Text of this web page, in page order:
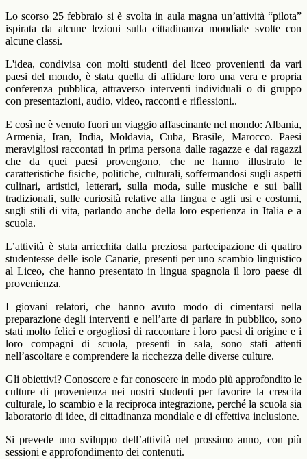
Lo scorso 25 febbraio si è svolta in aula magna un’attività “pilota”
ispirata da alcune lezioni sulla cittadinanza mondiale svolte con
alcune classi.
L'idea, condivisa con molti studenti del liceo provenienti da vari
paesi del mondo, è stata quella di affidare loro una vera e propria
conferenza pubblica, attraverso interventi individuali o di gruppo
con presentazioni, audio, video, racconti e riflessioni..
E così ne è venuto fuori un viaggio affascinante nel mondo: Albania,
Armenia, Iran, India, Moldavia, Cuba, Brasile, Marocco. Paesi
meravigliosi raccontati in prima persona dalle ragazze e dai ragazzi
che da quei paesi provengono, che ne hanno illustrato le
caratteristiche fisiche, politiche, culturali, soffermandosi sugli aspetti
culinari, artistici, letterari, sulla moda, sulle musiche e sui balli
tradizionali, sulle curiosità relative alla lingua e agli usi e costumi,
sugli stili di vita, parlando anche della loro esperienza in Italia e a
scuola.
L’attività è stata arricchita dalla preziosa partecipazione di quattro
studentesse delle isole Canarie, presenti per uno scambio linguistico
al Liceo, che hanno presentato in lingua spagnola il loro paese di
provenienza.
I giovani relatori, che hanno avuto modo di cimentarsi nella
preparazione degli interventi e nell’arte di parlare in pubblico, sono
stati molto felici e orgogliosi di raccontare i loro paesi di origine e i
loro compagni di scuola, presenti in sala, sono stati attenti
nell’ascoltare e comprendere la ricchezza delle diverse culture.
Gli obiettivi? Conoscere e far conoscere in modo più approfondito le
culture di provenienza nei nostri studenti per favorire la crescita
culturale, lo scambio e la reciproca integrazione, perché la scuola sia
laboratorio di idee, di cittadinanza mondiale e di effettiva inclusione.
Si prevede uno sviluppo dell’attività nel prossimo anno, con più
sessioni e approfondimento dei contenuti.